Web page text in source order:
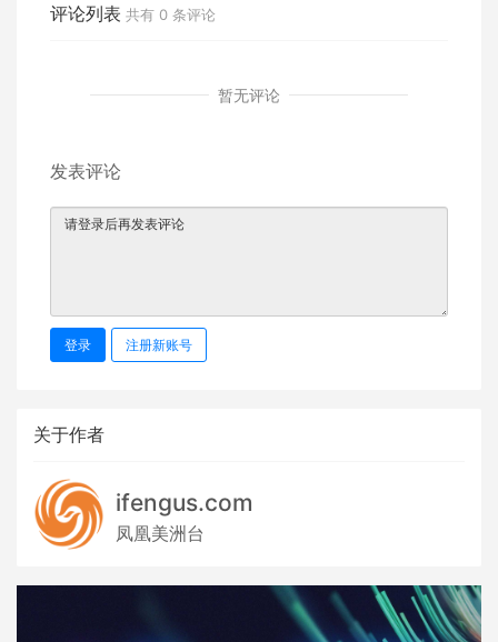
评论列表 共有 0 条评论
暂无评论
发表评论
登录 注册新账号
关于作者
ifengus.com
凤凰美洲台